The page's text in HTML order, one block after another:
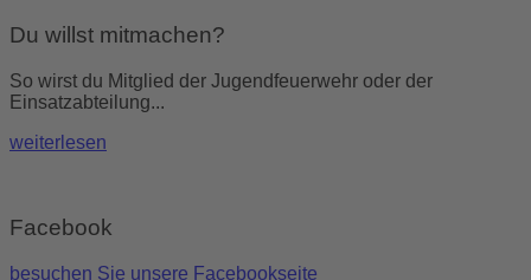
Du willst mitmachen?
So wirst du Mitglied der Jugendfeuerwehr oder der
Einsatzabteilung...
weiterlesen
Facebook
besuchen Sie unsere Facebookseite